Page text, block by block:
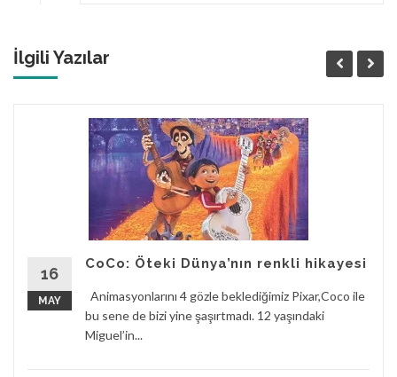
İlgili Yazılar
16
MAY
CoCo: Öteki Dünya’nın renkli hikayesi
Animasyonlarını 4 gözle beklediğimiz Pixar,Coco ile
bu sene de bizi yine şaşırtmadı. 12 yaşındaki
Miguel’in...